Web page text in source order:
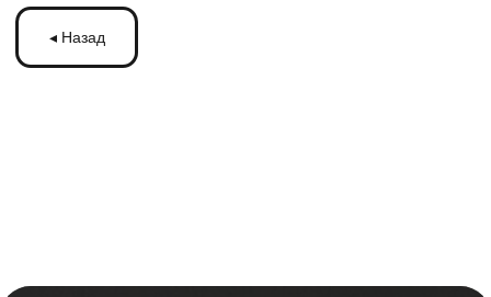
РЕКЛАМУ
НА МОНИТОРАХ С